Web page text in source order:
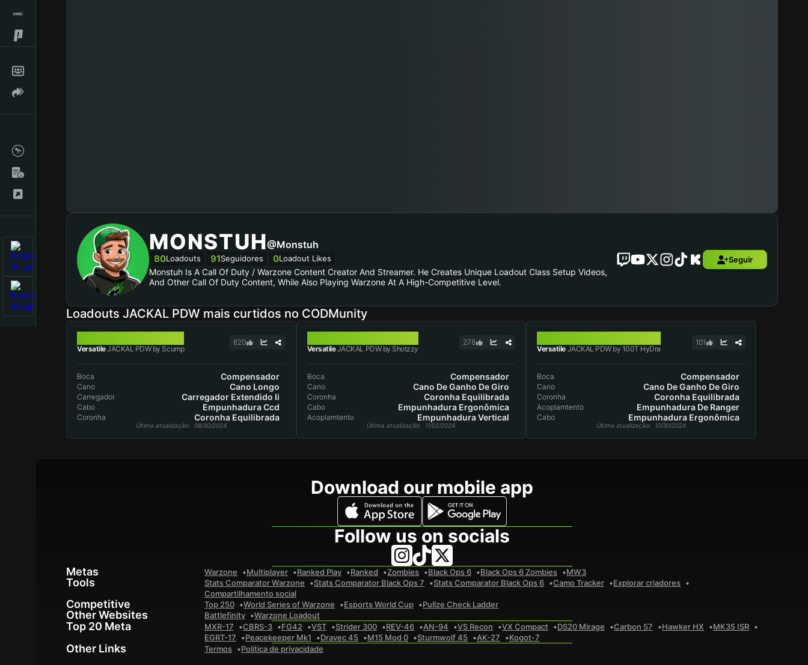
MONSTUH@Monstuh
80Loadouts 91Seguidores 0Loadout Likes
Monstuh Is A Call Of Duty / Warzone Content Creator And Streamer. He Creates Unique Loadout Class Setup Videos,
And Other Call Of Duty Content, While Also Playing Warzone At A High-Competitive Level.
Seguir
Loadouts JACKAL PDW mais curtidos no CODMunity
VersatileJACKAL PDW by Scump
620
Boca Compensador
Cano Cano Longo
Carregador Carregador Extendido Ii
Cabo Empunhadura Ccd
Coronha Coronha Equilibrada
Última atualização: 08/30/2024
VersatileJACKAL PDW by Shotzzy
278
Boca Compensador
Cano Cano De Ganho De Giro
Coronha Coronha Equilibrada
Cabo Empunhadura Ergonômica
Acoplamtento Empunhadura Vertical
Última atualização: 11/02/2024
Versatile JACKAL PDW by 100T HyDra
101
Boca Compensador
Cano Cano De Ganho De Giro
Coronha Coronha Equilibrada
Acoplamtento Empunhadura De Ranger
Cabo Empunhadura Ergonômica
Última atualização: 10/30/2024
Download our mobile app
Follow us on socials
Metas Warzone Multiplayer Ranked Play Ranked Zombies Black Ops 6 Black Ops 6 Zombies MW3
Tools Stats Comparator Warzone Stats Comparator Black Ops 7 Stats Comparator Black Ops 6 Camo Tracker
Explorar criadores
Compartilhamento social
Competitive Top 250 World Series of Warzone Esports World Cup Pullze Check Ladder
Other Websites Battlefinity Warzone Loadout
Top 20 Meta MXR-17 CBRS-3 FG42 VST Strider 300 REV-46 AN-94 VS Recon VX Compact DS20 Mirage Carbon 57 Hawker HX
MK35 ISR
EGRT-17
Peacekeeper Mk1 Dravec 45 M15 Mod 0 Sturmwolf 45 AK-27 Kogot-7
Other Links Termos Política de privacidade